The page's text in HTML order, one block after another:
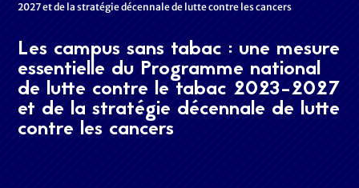
2027 et de la stratégie décennale de lutte contre les cancers
Les campus sans tabac : une mesure
essentielle du Programme national
de lutte contre le tabac 2023-2027
et de la stratégie décennale de lutte
contre les cancers